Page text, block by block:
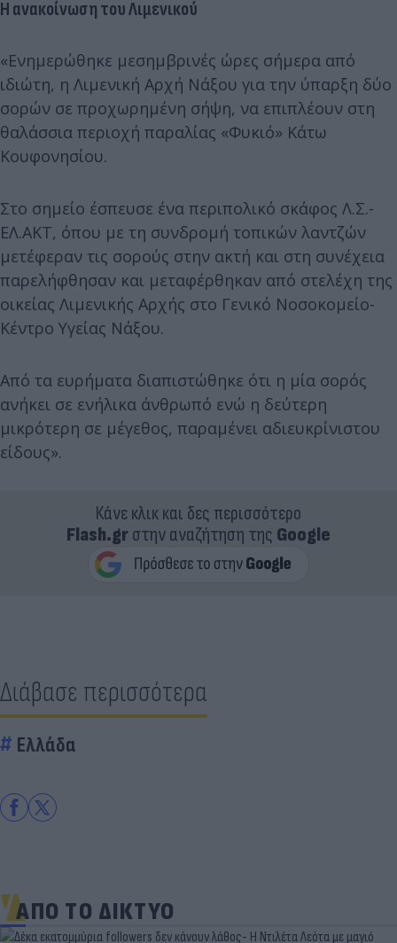
Η ανακοίνωση του Λιμενικού
«Ενημερώθηκε μεσημβρινές ώρες σήμερα από
ιδιώτη, η Λιμενική Αρχή Νάξου για την ύπαρξη δύο
σορών σε προχωρημένη σήψη, να επιπλέουν στη
θαλάσσια περιοχή παραλίας «Φυκιό» Κάτω
Κουφονησίου.
Στο σημείο έσπευσε ένα περιπολικό σκάφος Λ.Σ.-
ΕΛ.ΑΚΤ, όπου με τη συνδρομή τοπικών λαντζών
μετέφεραν τις σορούς στην ακτή και στη συνέχεια
παρελήφθησαν και μεταφέρθηκαν από στελέχη της
οικείας Λιμενικής Αρχής στο Γενικό Νοσοκομείο-
Κέντρο Υγείας Νάξου.
Από τα ευρήματα διαπιστώθηκε ότι η μία σορός
ανήκει σε ενήλικα άνθρωπό ενώ η δεύτερη
μικρότερη σε μέγεθος, παραμένει αδιευκρίνιστου
είδους».
Κάνε κλικ και δες περισσότερο
Flash.grστην αναζήτηση της Google
Διάβασε περισσότερα
Ελλάδα
ΑΠΟ ΤΟ ΔΙΚΤΥΟ